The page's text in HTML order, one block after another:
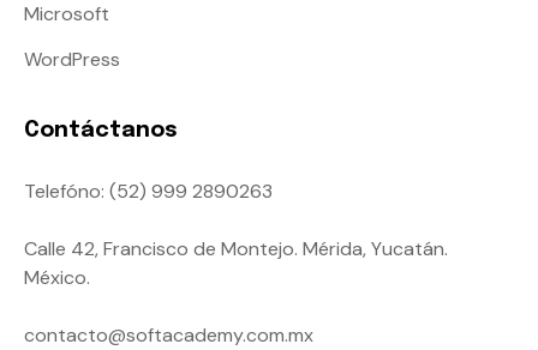
Microsoft
WordPress
Contáctanos
Telefóno: (52) 999 2890263
Calle 42, Francisco de Montejo. Mérida, Yucatán.
México.
contacto@softacademy.com.mx